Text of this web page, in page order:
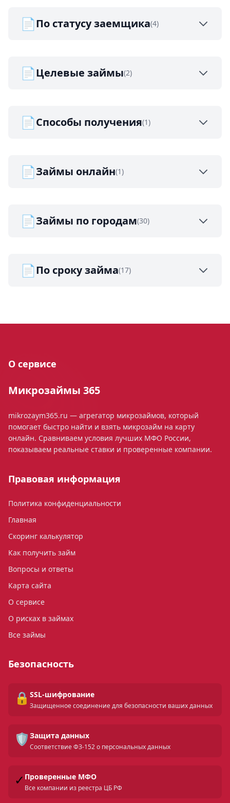
📄По статусу заемщика(4)
📄Целевые займы(2)
📄Способы получения(1)
📄Займы онлайн(1)
📄Займы по городам(30)
📄По сроку займа(17)
О сервисе
Микрозаймы 365
mikrozaym365.ru — агрегатор микрозаймов, который
помогает быстро найти и взять микрозайм на карту
онлайн. Сравниваем условия лучших МФО России,
показываем реальные ставки и проверенные компании.
Правовая информация
Политика конфиденциальности
Главная
Скоринг калькулятор
Как получить займ
Вопросы и ответы
Карта сайта
О сервисе
О рисках в займах
Все займы
Безопасность
🔒 SSL-шифрование
Защищенное соединение для безопасности ваших данных
🛡️ Защита данных
Соответствие ФЗ-152 о персональных данных
✓ Проверенные МФО
Все компании из реестра ЦБ РФ